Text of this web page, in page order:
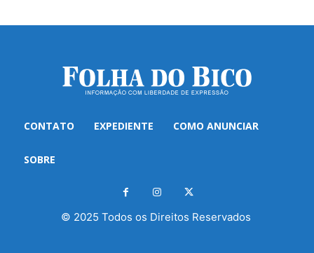
CONTATO EXPEDIENTE COMO ANUNCIAR
SOBRE
© 2025 Todos os Direitos Reservados